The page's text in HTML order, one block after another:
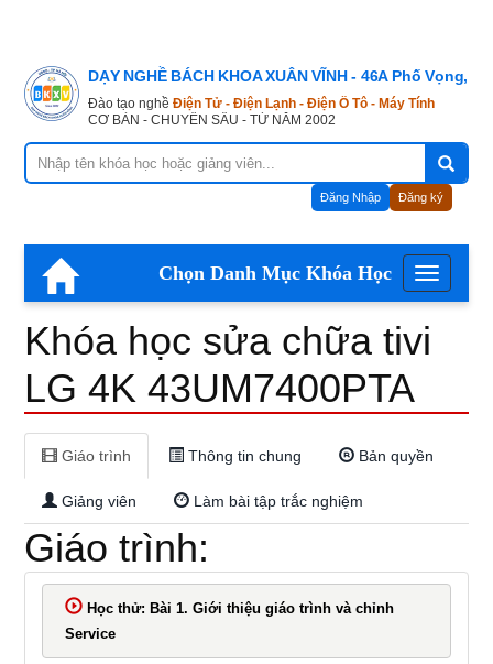
học
sửa
chữa
tivi
LG
4K
43UM7400PTA
DẠY NGHỀ BÁCH KHOA XUÂN VĨNH - 46A Phố Vọng,
Đào tạo nghề Điện Tử - Điện Lạnh - Điện Ô Tô - Máy Tính
CƠ BẢN - CHUYÊN SÂU - TỪ NĂM 2002
Đăng Nhập Đăng ký
Menu
Chọn Danh Mục Khóa Học
Khóa học sửa chữa tivi
LG 4K 43UM7400PTA
Giáo trình Thông tin chung Bản quyền
Giảng viên Làm bài tập trắc nghiệm
Giáo trình:
Học thử: Bài 1. Giới thiệu giáo trình và chỉnh
Service